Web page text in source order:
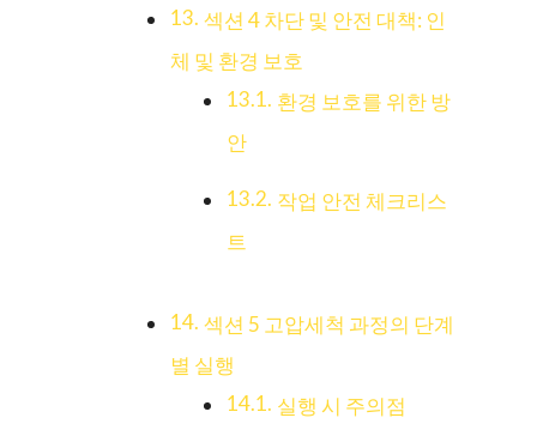
섹션 4 차단 및 안전 대책: 인
체 및 환경 보호
환경 보호를 위한 방
안
작업 안전 체크리스
트
섹션 5 고압세척 과정의 단계
별 실행
실행 시 주의점